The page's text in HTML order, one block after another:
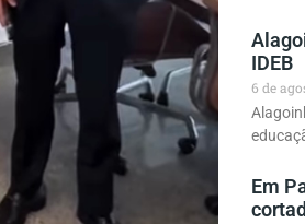
IDEB
6 de
Em